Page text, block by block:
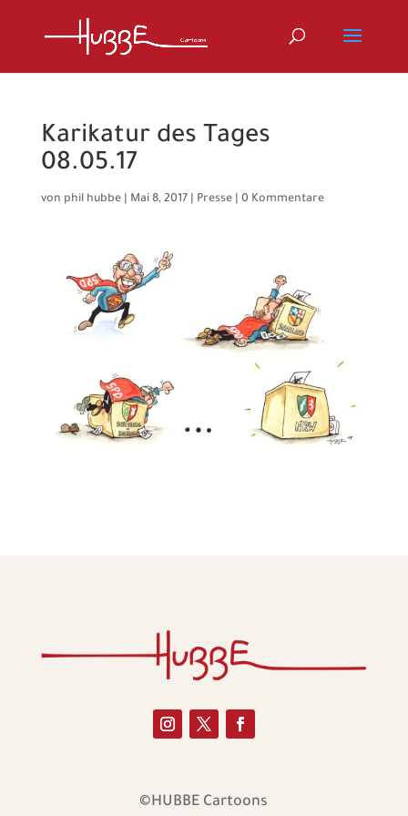
Karikatur des Tages
08.05.17
von phil hubbe| Mai 8, 2017 Presse| 0 Kommentare
©HUBBE Cartoons